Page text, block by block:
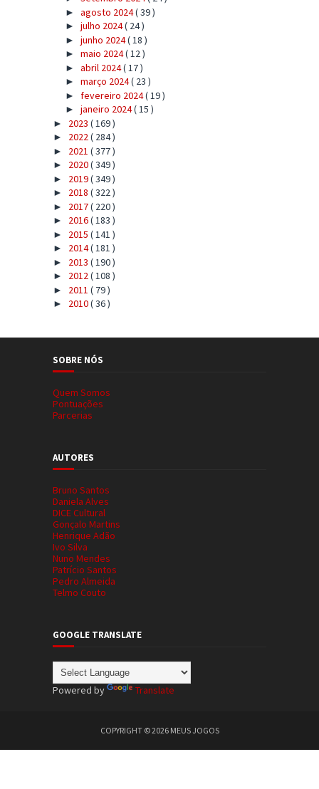
► agosto 2024( 39 )
► julho 2024( 24 )
► junho 2024( 18 )
► maio 2024( 12 )
► abril 2024( 17 )
► março 2024( 23 )
► fevereiro 2024( 19 )
► janeiro 2024( 15 )
► 2023 ( 169 )
► 2022( 284 )
► 2021 ( 377 )
► 2020( 349 )
► 2019( 349 )
► 2018 ( 322 )
► 2017( 220 )
► 2016( 183 )
► 2015 ( 141 )
► 2014( 181 )
► 2013 ( 190 )
► 2012( 108 )
► 2011 ( 79 )
► 2010( 36 )
SOBRE NÓS
Quem Somos
Pontuações
Parcerias
AUTORES
Bruno Santos
Daniela Alves
DICE Cultural
Gonçalo Martins
Henrique Adão
Ivo Silva
Nuno Mendes
Patrício Santos
Pedro Almeida
Telmo Couto
GOOGLE TRANSLATE
Powered by Translate
COPYRIGHT ©2026 MEUS JOGOS